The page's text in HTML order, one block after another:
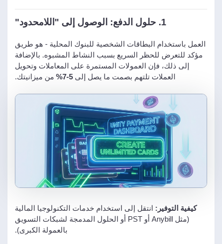
1. حلول الدفع: الوصول إلى "اللامحدود"
العمل باستخدام البطاقات الشخصية للبنوك المحلية - هو طريق
مؤكد للتعرض للحظر السريع بسبب النشاط المشبوه. بالإضافة
إلى ذلك، فإن العمولات المستمرة على المعاملات وتحويل
العملات تلتهم بصمت ما يصل إلى 5-7% من ميزانيتك.
كيفية التوفير: انتقل إلى استخدام خدمات التكنولوجيا المالية
(مثل Anybill أو PST أو الحلول المدمجة لشبكات التسويق
بالعمولة الكبرى).